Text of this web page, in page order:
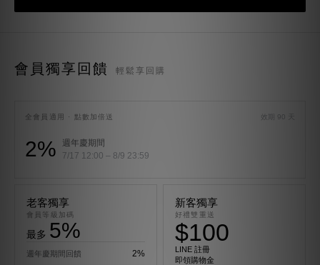
會員獨享回饋 輕鬆享回購
全會員適用 · 點數加倍送 效期 90 天
2%
週年慶期間
7/17 12:00 – 8/9 23:59
老客獨享
會員等級加碼
最多 5%
週年慶期間回饋 2%
新客獨享
好禮雙重送
$100
LINE 註冊
即領購物金